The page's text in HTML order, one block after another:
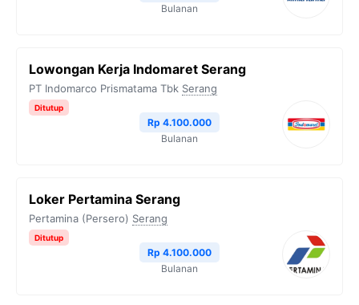
Bulanan
Lowongan Kerja Indomaret Serang
PT Indomarco Prismatama Tbk Serang
Ditutup
Rp 4.100.000
Bulanan
Loker Pertamina Serang
Pertamina (Persero) Serang
Ditutup
Rp 4.100.000
Bulanan